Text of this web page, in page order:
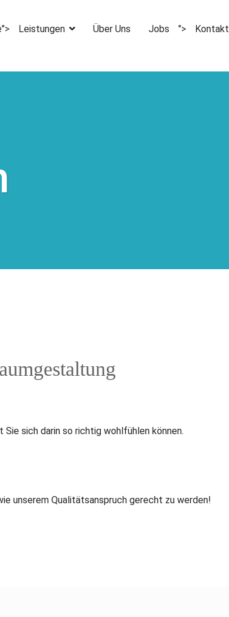
Leistungen Über Uns Jobs "> Kontakt
sich darin so richtig wohlfühlen können.
unserem Qualitätsanspruch gerecht zu werden!